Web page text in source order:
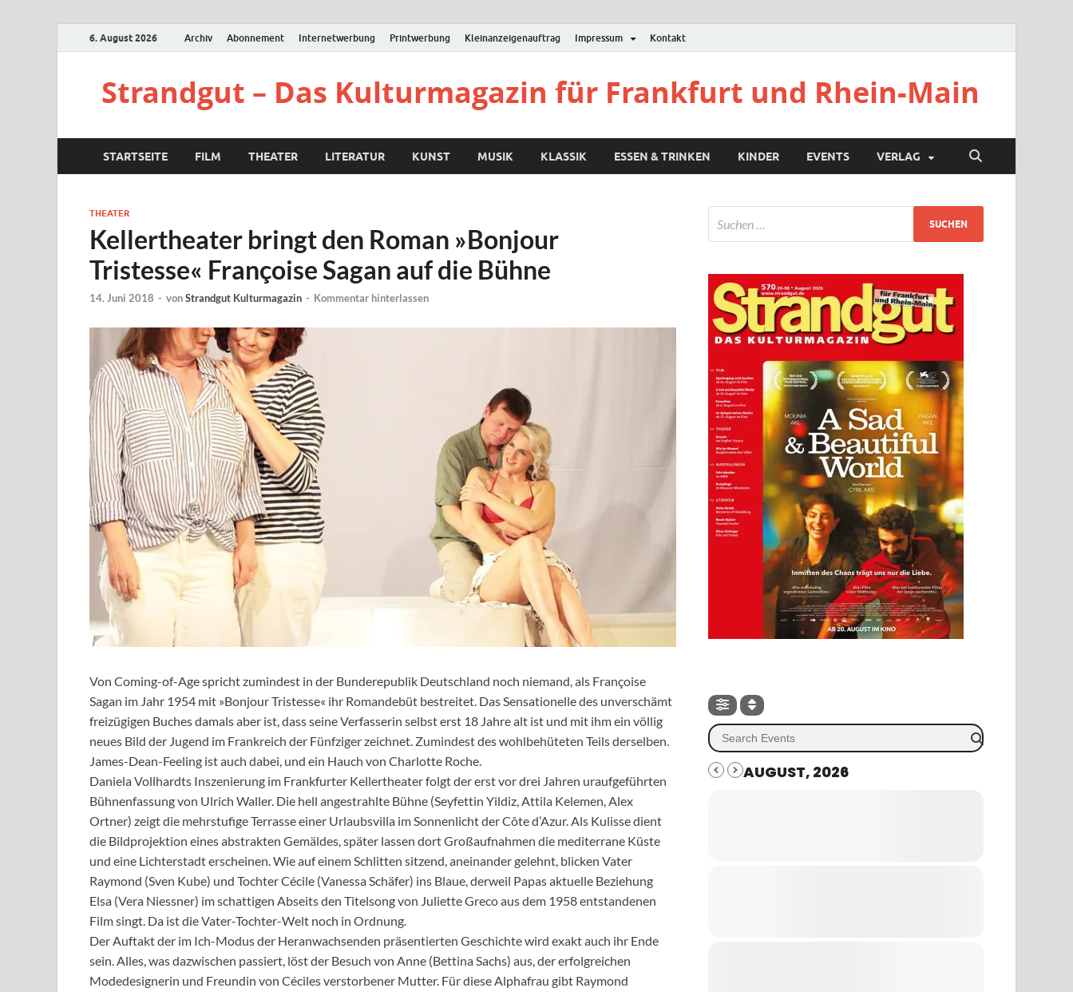
6. August 2026 Archiv Abonnement Internetwerbung Printwerbung Kleinanzeigenauftrag Impressum Kontakt
Strandgut – Das Kulturmagazin für Frankfurt und Rhein-Main
STARTSEITE FILM THEATER LITERATUR KUNST MUSIK KLASSIK ESSEN & TRINKEN KINDER EVENTS VERLAG
THEATER
Kellertheater bringt den Roman »Bonjour
Tristesse« Françoise Sagan auf die Bühne
14. Juni 2018 - vonStrandgut Kulturmagazin - Kommentar hinterlassen
Von Coming-of-Age spricht zumindest in der Bunderepublik Deutschland noch niemand, als Françoise
Sagan im Jahr 1954 mit »Bonjour Tristesse« ihr Romandebüt bestreitet. Das Sensationelle des unverschämt
freizügigen Buches damals aber ist, dass seine Verfasserin selbst erst 18 Jahre alt ist und mit ihm ein völlig
neues Bild der Jugend im Frankreich der Fünfziger zeichnet. Zumindest des wohlbehüteten Teils derselben.
James-Dean-Feeling ist auch dabei, und ein Hauch von Charlotte Roche.
Daniela Vollhardts Inszenierung im Frankfurter Kellertheater folgt der erst vor drei Jahren uraufgeführten
Bühnenfassung von Ulrich Waller. Die hell angestrahlte Bühne (Seyfettin Yildiz, Attila Kelemen, Alex
Ortner) zeigt die mehrstufige Terrasse einer Urlaubsvilla im Sonnenlicht der Côte d’Azur. Als Kulisse dient
die Bildprojektion eines abstrakten Gemäldes, später lassen dort Großaufnahmen die mediterrane Küste
und eine Lichterstadt erscheinen. Wie auf einem Schlitten sitzend, aneinander gelehnt, blicken Vater
Raymond (Sven Kube) und Tochter Cécile (Vanessa Schäfer) ins Blaue, derweil Papas aktuelle Beziehung
Elsa (Vera Niessner) im schattigen Abseits den Titelsong von Juliette Greco aus dem 1958 entstandenen
Film singt. Da ist die Vater-Tochter-Welt noch in Ordnung.
Der Auftakt der im Ich-Modus der Heranwachsenden präsentierten Geschichte wird exakt auch ihr Ende
sein. Alles, was dazwischen passiert, löst der Besuch von Anne (Bettina Sachs) aus, der erfolgreichen
Modedesignerin und Freundin von Céciles verstorbener Mutter. Für diese Alphafrau gibt Raymond
AUGUST, 2026